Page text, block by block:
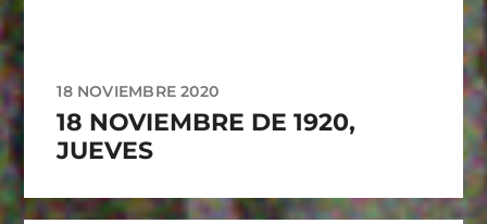
18 NOVIEMBRE 2020
18 NOVIEMBRE DE 1920,
JUEVES